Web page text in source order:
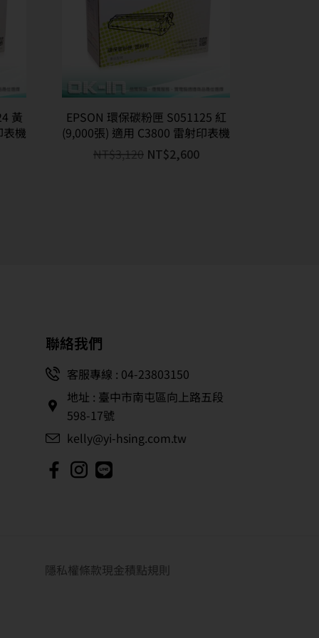
黃
機
EPSON 環保碳粉匣 S051125 紅
(9,000張) 適用 C3800 雷射印表機
NT$3,120 NT$2,600
聯絡我們
客服專線 : 04-23803150
地址 : 臺中市南屯區向上路五段
598-17號
kelly@yi-hsing.com.tw
隱私權條款現金積點規則